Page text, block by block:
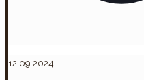
12.09.2024